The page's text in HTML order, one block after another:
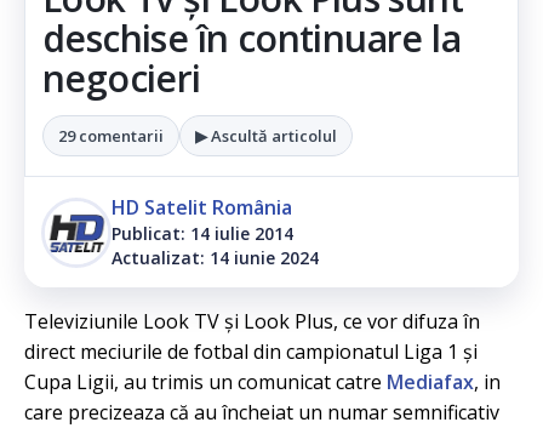
deschise în continuare la
negocieri
29 comentarii ▶ Ascultă articolul
HD Satelit România
Publicat: 14 iulie 2014
Actualizat: 14 iunie 2024
Televiziunile Look TV şi Look Plus, ce vor difuza în
direct meciurile de fotbal din campionatul Liga 1 şi
Cupa Ligii, au trimis un comunicat catre Mediafax, in
care precizeaza că au încheiat un numar semnificativ